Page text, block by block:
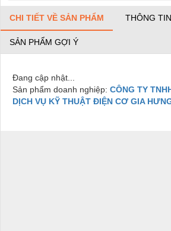
CHI TIẾT VỀ SẢN PHẨM THÔNG
SẢN PHẨM GỢI Ý
Đang cập nhật...
Sản phẩm doanh nghiệp: CÔNG TY
DỊCH VỤ KỸ THUẬT ĐIỆN CƠ GIA